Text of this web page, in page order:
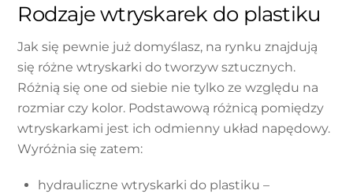
Rodzaje wtryskarek do plastiku
Jak się pewnie już domyślasz, na rynku znajdują
się różne wtryskarki do tworzyw sztucznych.
Różnią się one od siebie nie tylko ze względu na
rozmiar czy kolor. Podstawową różnicą pomiędzy
wtryskarkami jest ich odmienny układ napędowy.
Wyróżnia się zatem:
hydrauliczne wtryskarki do plastiku –